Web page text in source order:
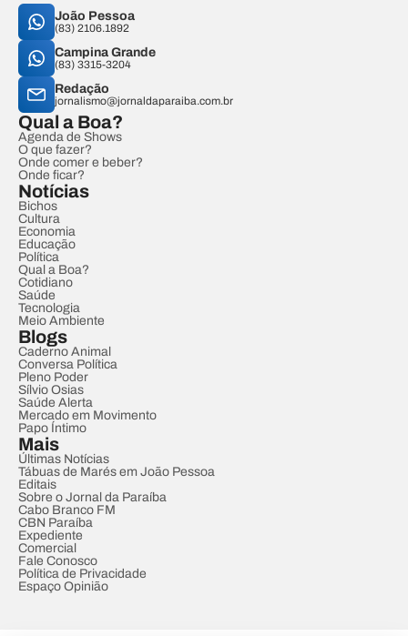
João Pessoa
(83) 2106.1892
Campina Grande
(83) 3315-3204
Redação
jornalismo@jornaldaparaiba.com.br
Qual a Boa?
Agenda de Shows
O que fazer?
Onde comer e beber?
Onde ficar?
Notícias
Bichos
Cultura
Economia
Educação
Política
Qual a Boa?
Cotidiano
Saúde
Tecnologia
Meio Ambiente
Blogs
Caderno Animal
Conversa Política
Pleno Poder
Sílvio Osias
Saúde Alerta
Mercado em Movimento
Papo Íntimo
Mais
Últimas Notícias
Tábuas de Marés em João Pessoa
Editais
Sobre o Jornal da Paraíba
Cabo Branco FM
CBN Paraíba
Expediente
Comercial
Fale Conosco
Política de Privacidade
Espaço Opinião